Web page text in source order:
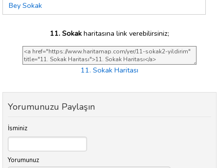
Bey Sokak
11. Sokak haritasına link verebilirsiniz;
11. Sokak Haritası
Yorumunuzu Paylaşın
İsminiz
Yorumunuz